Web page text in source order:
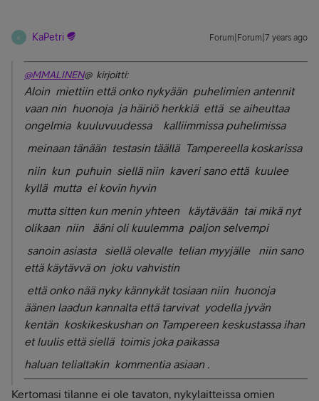
K KaPetri Forum|Forum|7 years ago
@MMALINEN@ kirjoitti:
Aloin miettiin että onko nykyään puhelimien antennit
vaan nin huonoja ja häiriö herkkiä että se aiheuttaa
ongelmia kuuluvuudessa kalliimmissa puhelimissa
meinaan tänään testasin täällä Tampereella koskarissa
niin kun puhuin siellä niin kaveri sano että kuulee
kyllä mutta ei kovin hyvin
mutta sitten kun menin yhteen käytävään tai mikä nyt
olikaan niin ääni oli kuulemma paljon selvempi
sanoin asiasta siellä olevalle telian myyjälle niin sano
että käytävvä on joku vahvistin
että onko nää nyky kännykät tosiaan niin huonoja
äänen laadun kannalta että tarvivat yodella jyvän
kentän koskikeskushan on Tampereen keskustassa ihan
et luulis että siellä toimis joka paikassa
haluan telialtakin kommentia asiaan .
Kertomasi tilanne ei ole tavaton, nykylaitteissa omien